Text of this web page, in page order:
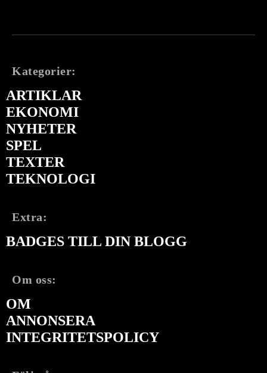
Kategorier:
ARTIKLAR
EKONOMI
NYHETER
SPEL
TEXTER
TEKNOLOGI
Extra:
BADGES TILL DIN BLOGG
Om oss:
OM
ANNONSERA
INTEGRITETSPOLICY